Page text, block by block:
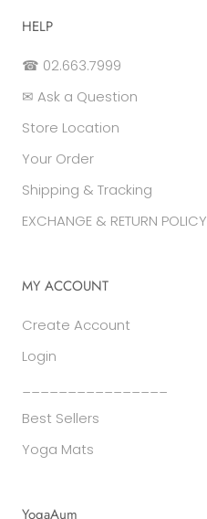
HELP
☎ 02.663.7999
✉ Ask a Question
Store Location
Your Order
Shipping & Tracking
EXCHANGE & RETURN POLICY
MY ACCOUNT
Create Account
Login
Best Sellers
Yoga Mats
YogaAum